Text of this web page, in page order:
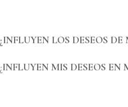
¿INFLUYEN LOS DESEOS
¿INFLUYEN MIS DESEOS EN